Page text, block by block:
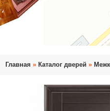
Главная » Каталог дверей »